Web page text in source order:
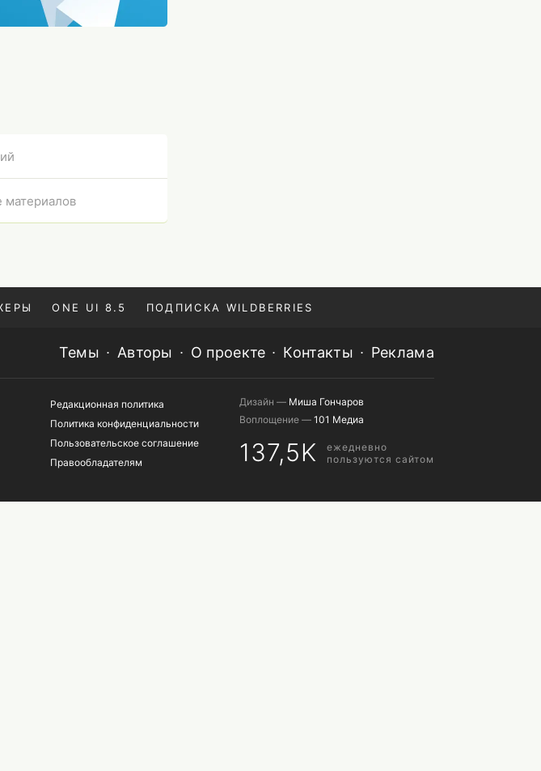
ONE UI 8.5 ПОДПИСКА WILDBERRIES
Темы Авторы О проекте Контакты Реклама
Редакционная политика
Политика конфиденциальности
Пользовательское соглашение
Правообладателям
Дизайн — Миша Гончаров
Воплощение — 101 Медиа
137,5K
ежедневно
пользуются сайтом